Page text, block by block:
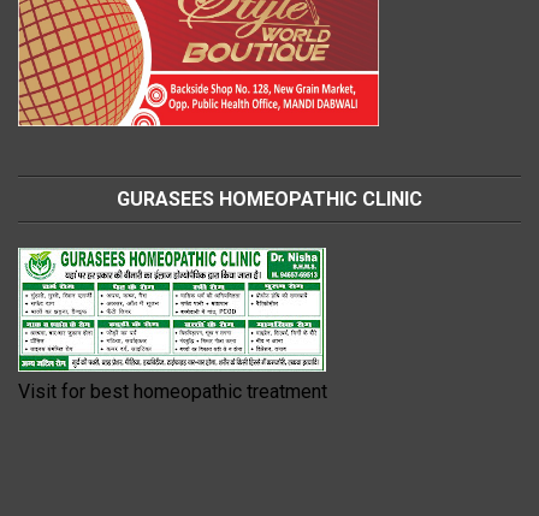
GURASEES HOMEOPATHIC CLINIC
Visit for best homeopathic treatment